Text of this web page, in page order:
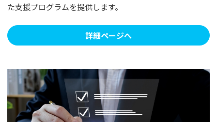
た支援プログラムを提供します。
詳細ページへ